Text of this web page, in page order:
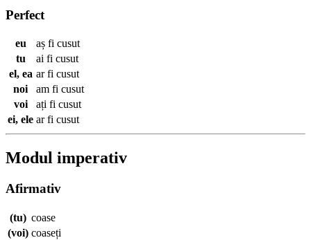
Perfect
eu aș fi cusut
tu
ai fi cusut
el, ea ar fi cusut
noi
am fi cusut
voi
ați fi cusut
ei, ele ar fi cusut
Modul imperativ
Afirmativ
(tu) coase
(voi) coaseți